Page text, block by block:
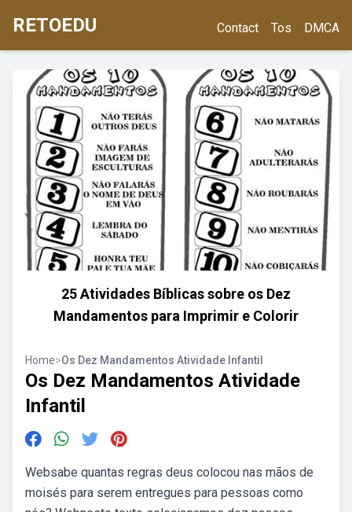
RETOEDU Contact Tos DMCA
25 Atividades Bíblicas sobre os Dez
Mandamentos para Imprimir e Colorir
Home>Os Dez Mandamentos Atividade Infantil
Os Dez Mandamentos Atividade
Infantil
Websabe quantas regras deus colocou nas mãos de
moisés para serem entregues para pessoas como